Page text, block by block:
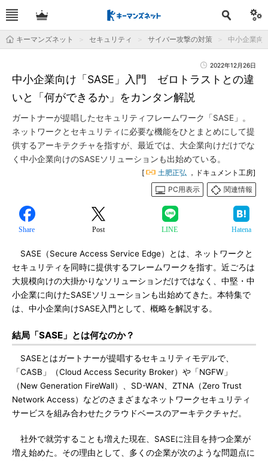
キーマンズネット セキュリティ サイバー攻撃の対策 中小企業向
2022年12月26日
中小企業向け「SASE」入門 ゼロトラストとの違
いと「何ができるか」をカンタン解説
ガートナーが提唱したセキュリティフレームワーク「SASE」。
ネットワークとセキュリティに必要な機能をひとまとめにして提
供するアーキテクチャを指すが、最近では、大企業向けだけでな
く中小企業向けのSASEソリューションも出始めている。
[ 土肥正弘 ，ドキュメント工房]
PC用表示
関連情報
Share Post LINE Hatena
SASE（Secure Access Service Edge）とは、ネットワークと
セキュリティを同時に提供するフレームワークを指す。近ごろは
大規模向けの大掛かりなソリューションだけではなく、中堅・中
小企業に向けたSASEソリューションも出始めてきた。本特集で
は、中小企業向けSASE入門として、概略を解説する。
結局「SASE」とは何なのか？
SASEとはガートナーが提唱するセキュリティモデルで、
「CASB」（Cloud Access Security Broker）や「NGFW」
（New Generation FireWall）、SD-WAN、ZTNA（Zero Trust
Network Access）などのさまざまなネットワークセキュリティ
サービスを組み合わせたクラウドベースのアーキテクチャだ。
社外で就労することも増えた現在、SASEに注目を持つ企業が
増え始めた。その理由として、多くの企業が次のような問題点に